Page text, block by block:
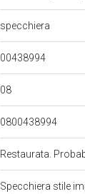
specchiera
00438994
08
0800438994
Restaurata.
Specchiera stile